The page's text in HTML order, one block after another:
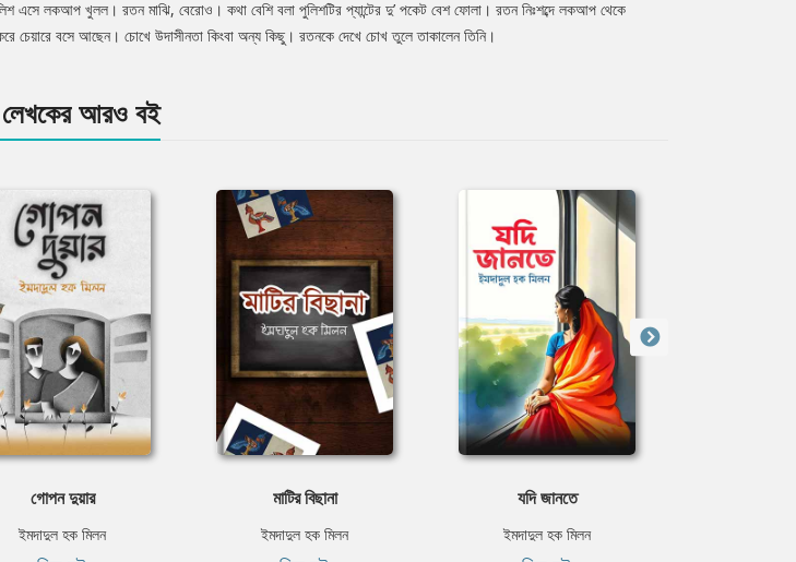
এসে লকআপ খুলল। রতন মাঝি, বেরোও। কথা বেশি বলা পুলিশটির প্যান্টের দু’ পকেট বেশ ফোলা। রতন নিঃশব্দে লকআপ থেকে
চেয়ারে বসে আছেন। চোখে উদাসীনতা কিংবা অন্য কিছু। রতনকে দেখে চোখ তুলে তাকালেন তিনি।
আরও বই
গোপন দুয়ার
ইমদাদুল হক মিলন
মাটির বিছানা
ইমদাদুল হক মিলন
যদি জানতে
ইমদাদুল হক মিলন